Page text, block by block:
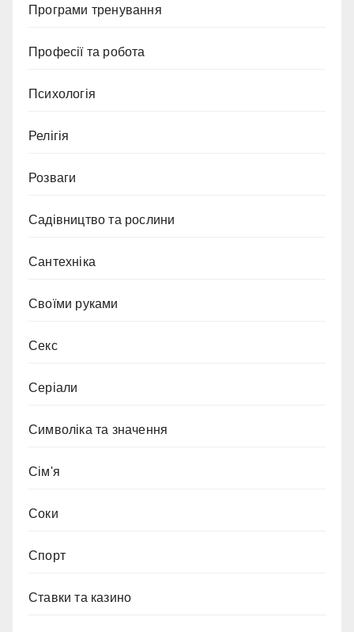
Програми тренування
Професії та робота
Психологія
Релігія
Розваги
Садівництво та рослини
Сантехніка
Своїми руками
Секс
Серіали
Символіка та значення
Сім'я
Соки
Спорт
Ставки та казино